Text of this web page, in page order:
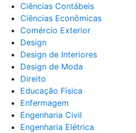
Ciências Contábeis
Ciências Econômicas
Comércio Exterior
Design
Design de Interiores
Design de Moda
Direito
Educação Física
Enfermagem
Engenharia Civil
Engenharia Elétrica